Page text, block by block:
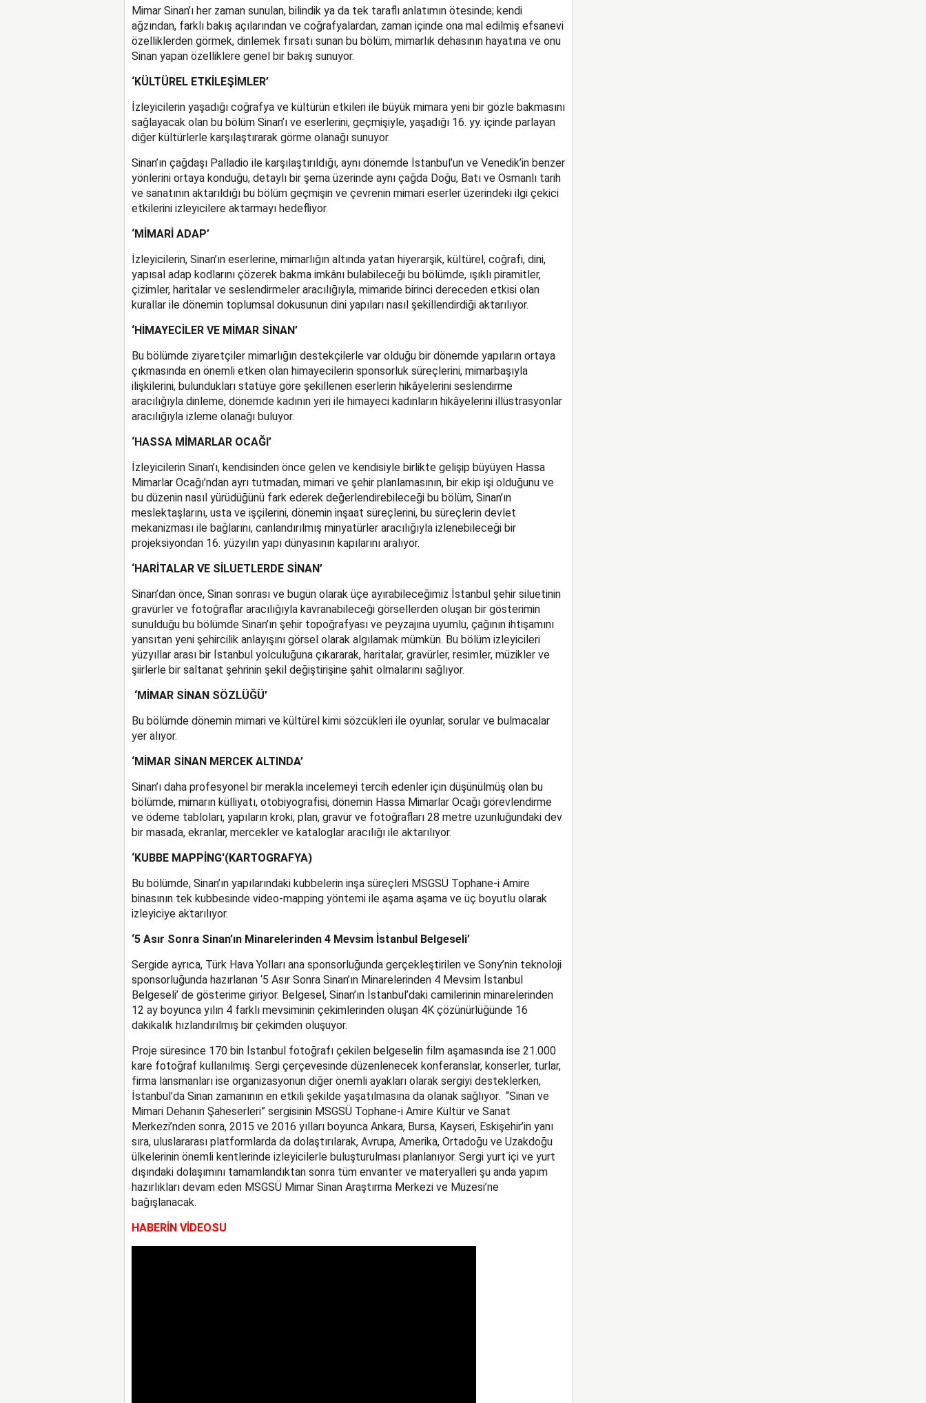
Mimar Sinan’ı her zaman sunulan, bilindik ya da tek taraflı anlatımın ötesinde; kendi
ağzından, farklı bakış açılarından ve coğrafyalardan, zaman içinde ona mal edilmiş efsanevi
özelliklerden görmek, dinlemek fırsatı sunan bu bölüm, mimarlık dehasının hayatına ve onu
Sinan yapan özelliklere genel bir bakış sunuyor.
‘KÜLTÜREL ETKİLEŞİMLER’
İzleyicilerin yaşadığı coğrafya ve kültürün etkileri ile büyük mimara yeni bir gözle bakmasını
sağlayacak olan bu bölüm Sinan’ı ve eserlerini, geçmişiyle, yaşadığı 16. yy. içinde parlayan
diğer kültürlerle karşılaştırarak görme olanağı sunuyor.
Sinan’ın çağdaşı Palladio ile karşılaştırıldığı, aynı dönemde İstanbul’un ve Venedik’in benzer
yönlerini ortaya konduğu, detaylı bir şema üzerinde aynı çağda Doğu, Batı ve Osmanlı tarih
ve sanatının aktarıldığı bu bölüm geçmişin ve çevrenin mimari eserler üzerindeki ilgi çekici
etkilerini izleyicilere aktarmayı hedefliyor.
‘MİMARİ ADAP’
İzleyicilerin, Sinan’ın eserlerine, mimarlığın altında yatan hiyerarşik, kültürel, coğrafi, dini,
yapısal adap kodlarını çözerek bakma imkânı bulabileceği bu bölümde, ışıklı piramitler,
çizimler, haritalar ve seslendirmeler aracılığıyla, mimaride birinci dereceden etkisi olan
kurallar ile dönemin toplumsal dokusunun dini yapıları nasıl şekillendirdiği aktarılıyor.
‘HİMAYECİLER VE MİMAR SİNAN’
Bu bölümde ziyaretçiler mimarlığın destekçilerle var olduğu bir dönemde yapıların ortaya
çıkmasında en önemli etken olan himayecilerin sponsorluk süreçlerini, mimarbaşıyla
ilişkilerini, bulundukları statüye göre şekillenen eserlerin hikâyelerini seslendirme
aracılığıyla dinleme, dönemde kadının yeri ile himayeci kadınların hikâyelerini illüstrasyonlar
aracılığıyla izleme olanağı buluyor.
‘HASSA MİMARLAR OCAĞI’
İzleyicilerin Sinan’ı, kendisinden önce gelen ve kendisiyle birlikte gelişip büyüyen Hassa
Mimarlar Ocağı’ndan ayrı tutmadan, mimari ve şehir planlamasının, bir ekip işi olduğunu ve
bu düzenin nasıl yürüdüğünü fark ederek değerlendirebileceği bu bölüm, Sinan’ın
meslektaşlarını, usta ve işçilerini, dönemin inşaat süreçlerini, bu süreçlerin devlet
mekanizması ile bağlarını, canlandırılmış minyatürler aracılığıyla izlenebileceği bir
projeksiyondan 16. yüzyılın yapı dünyasının kapılarını aralıyor.
‘HARİTALAR VE SİLUETLERDE SİNAN’
Sinan’dan önce, Sinan sonrası ve bugün olarak üçe ayırabileceğimiz İstanbul şehir siluetinin
gravürler ve fotoğraflar aracılığıyla kavranabileceği görsellerden oluşan bir gösterimin
sunulduğu bu bölümde Sinan’ın şehir topoğrafyası ve peyzajına uyumlu, çağının ihtişamını
yansıtan yeni şehircilik anlayışını görsel olarak algılamak mümkün. Bu bölüm izleyicileri
yüzyıllar arası bir İstanbul yolculuğuna çıkararak, haritalar, gravürler, resimler, müzikler ve
şiirlerle bir saltanat şehrinin şekil değiştirişine şahit olmalarını sağlıyor.
‘MİMAR SİNAN SÖZLÜĞÜ’
Bu bölümde dönemin mimari ve kültürel kimi sözcükleri ile oyunlar, sorular ve bulmacalar
yer alıyor.
‘MİMAR SİNAN MERCEK ALTINDA’
Sinan’ı daha profesyonel bir merakla incelemeyi tercih edenler için düşünülmüş olan bu
bölümde, mimarın külliyatı, otobiyografisi, dönemin Hassa Mimarlar Ocağı görevlendirme
ve ödeme tabloları, yapıların kroki, plan, gravür ve fotoğrafları 28 metre uzunluğundaki dev
bir masada, ekranlar, mercekler ve kataloglar aracılığı ile aktarılıyor.
‘KUBBE MAPPİNG'(KARTOGRAFYA)
Bu bölümde, Sinan’ın yapılarındaki kubbelerin inşa süreçleri MSGSÜ Tophane-i Amire
binasının tek kubbesinde video-mapping yöntemi ile aşama aşama ve üç boyutlu olarak
izleyiciye aktarılıyor.
‘5 Asır Sonra Sinan’ın Minarelerinden 4 Mevsim İstanbul Belgeseli’
Sergide ayrıca, Türk Hava Yolları ana sponsorluğunda gerçekleştirilen ve Sony’nin teknoloji
sponsorluğunda hazırlanan ‘5 Asır Sonra Sinan’ın Minarelerinden 4 Mevsim İstanbul
Belgeseli’ de gösterime giriyor. Belgesel, Sinan’ın İstanbul’daki camilerinin minarelerinden
12 ay boyunca yılın 4 farklı mevsiminin çekimlerinden oluşan 4K çözünürlüğünde 16
dakikalık hızlandırılmış bir çekimden oluşuyor.
Proje süresince 170 bin İstanbul fotoğrafı çekilen belgeselin film aşamasında ise 21.000
kare fotoğraf kullanılmış. Sergi çerçevesinde düzenlenecek konferanslar, konserler, turlar,
firma lansmanları ise organizasyonun diğer önemli ayakları olarak sergiyi desteklerken,
İstanbul’da Sinan zamanının en etkili şekilde yaşatılmasına da olanak sağlıyor. “Sinan ve
Mimari Dehanın Şaheserleri” sergisinin MSGSÜ Tophane-i Amire Kültür ve Sanat
Merkezi’nden sonra, 2015 ve 2016 yılları boyunca Ankara, Bursa, Kayseri, Eskişehir’in yanı
sıra, uluslararası platformlarda da dolaştırılarak, Avrupa, Amerika, Ortadoğu ve Uzakdoğu
ülkelerinin önemli kentlerinde izleyicilerle buluşturulması planlanıyor. Sergi yurt içi ve yurt
dışındaki dolaşımını tamamlandıktan sonra tüm envanter ve materyalleri şu anda yapım
hazırlıkları devam eden MSGSÜ Mimar Sinan Araştırma Merkezi ve Müzesi’ne
bağışlanacak.
HABERİN VİDEOSU